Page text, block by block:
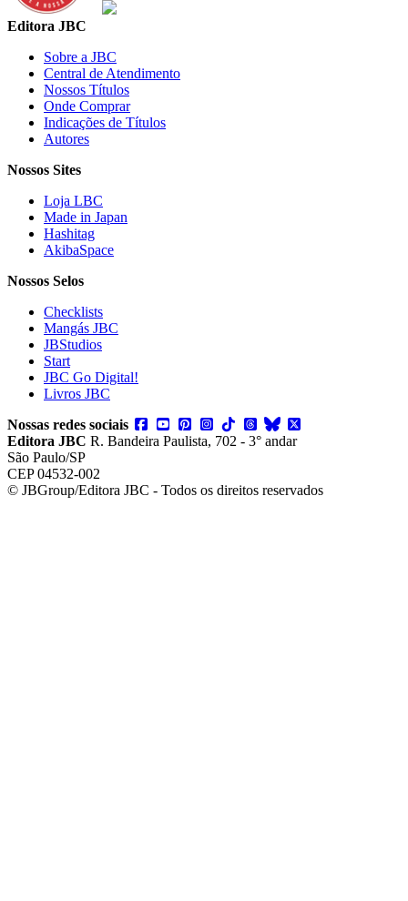
Editora JBC
Sobre a JBC
Central de Atendimento
Nossos Títulos
Onde Comprar
Indicações de Títulos
Autores
Nossos Sites
Loja LBC
Made in Japan
Hashitag
AkibaSpace
Nossos Selos
Checklists
Mangás JBC
JBStudios
Start
JBC Go Digital!
Livros JBC
Nossas redes sociais
Editora JBC R. Bandeira Paulista, 702 - 3° andar
São Paulo/SP
CEP 04532-002
© JBGroup/Editora JBC - Todos os direitos reservados